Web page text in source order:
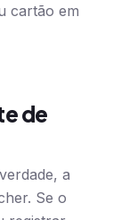
cartão em
de
a
Se o